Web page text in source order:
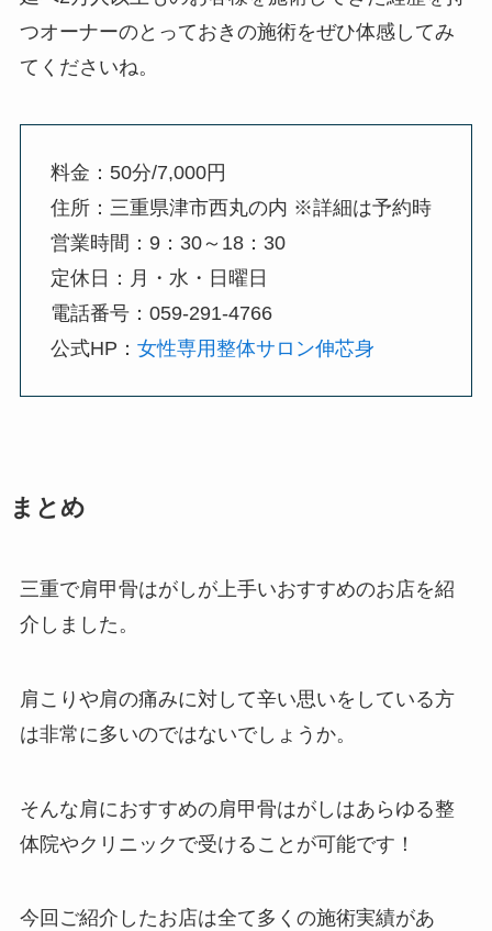
つオーナーのとっておきの施術をぜひ体感してみ
てくださいね。
料金：50分/7,000円
住所：三重県津市西丸の内 ※詳細は予約時
営業時間：9：30～18：30
定休日：月・水・日曜日
電話番号：059-291-4766
公式HP： 女性専用整体サロン伸芯身
まとめ
三重で肩甲骨はがしが上手いおすすめのお店を紹
介しました。
肩こりや肩の痛みに対して辛い思いをしている方
は非常に多いのではないでしょうか。
そんな肩におすすめの肩甲骨はがしはあらゆる整
体院やクリニックで受けることが可能です！
今回ご紹介したお店は全て多くの施術実績があ